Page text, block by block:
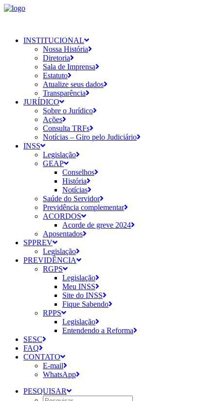
INSTITUCIONAL
Nossa História
Diretoria
Sala de Imprensa
Estatuto
Atualize seus dados
Transparência
JURÍDICO
Sobre o Jurídico
Ações
Consulta TRFs
Notícias – Giro pelo Judiciário
INSS
Legislação
GEAP
Conselhos
História
Notícias
Saúde do Servidor
Previdência complementar
ACORDOS
Acorde de greve 2024
Aposentados
SPPREV
Legislação
PREVIDÊNCIA
RGPS
Legislação
Meu INSS
Site do INSS
Fique Sabendo
RPPS
Legislação
Entendendo a Reforma
SESC
FAQ
CONTATO
E-mail
WhatsApp
PESQUISAR